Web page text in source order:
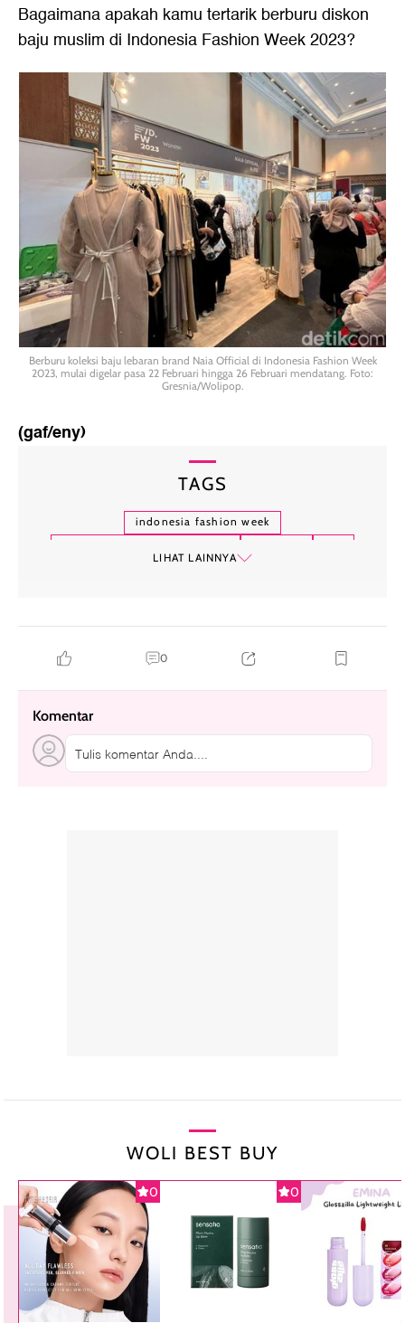
Bagaimana apakah kamu tertarik berburu diskon
baju muslim di Indonesia Fashion Week 2023?
Berburu koleksi baju lebaran brand Naia Official di Indonesia Fashion Week
2023, mulai digelar pasa 22 Februari hingga 26 Februari mendatang. Foto:
Gresnia/Wolipop.
(gaf/eny)
TAGS
indonesia fashion week
LIHAT LAINNYA
0
Komentar
Tulis komentar Anda....
WOLI BEST BUY
0 0